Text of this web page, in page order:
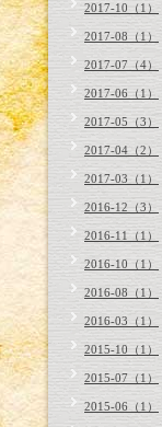
2017-10（1）
2017-08（1）
2017-07（4）
2017-06（1）
2017-05（3）
2017-04（2）
2017-03（1）
2016-12（3）
2016-11（1）
2016-10（1）
2016-08（1）
2016-03（1）
2015-10（1）
2015-07（1）
2015-06（1）